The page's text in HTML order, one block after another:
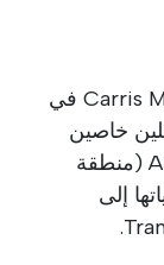
منذ 1 يونيو 2022، تعمل Carris Metropolitana في
خاصين
مختلفين)، بما في ذلك 15 بلدية في AML (منطقة
إلى